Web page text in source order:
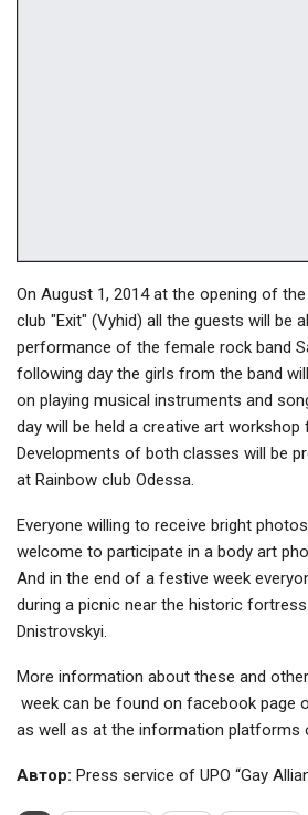
On August 1, 2014 at the opening of
club "Exit" (Vyhid) all the guests will be
performance of the female rock band
following day the girls from the band
on playing musical instruments and
day will be held a creative art
Developments of both classes will be
at Rainbow club Odessa.
Everyone willing to receive bright
welcome to participate in a body art
And in the end of a festive week
during a picnic near the historic
Dnistrovskyi.
More information about these and
week can be found on facebook page
as well as at the information platforms
Автор: Press service of UPO “Gay